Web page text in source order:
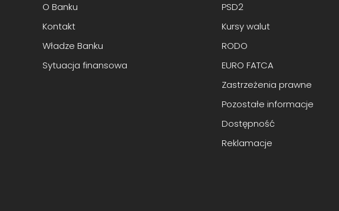
O Banku
Kontakt
Władze Banku
Sytuacja finansowa
PSD2
Kursy walut
RODO
EURO FATCA
Zastrzeżenia prawne
Pozostałe informacje
Dostępność
Reklamacje